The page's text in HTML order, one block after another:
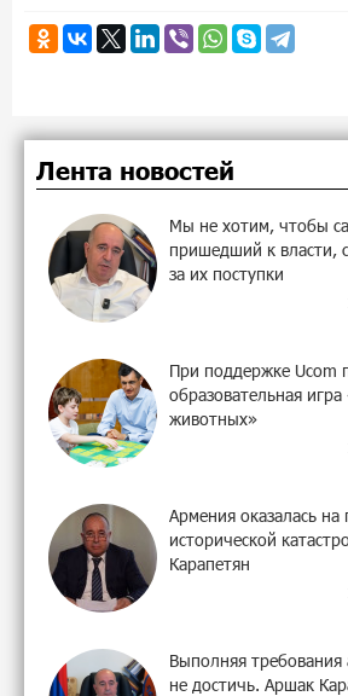
Лента новостей
Мы не хотим, чтобы
пришедший к власти,
за их поступки
При поддержке Ucom
образовательная
животных»
Армения оказалась на
исторической
Карапетян
Выполняя требования
не достичь. Аршак